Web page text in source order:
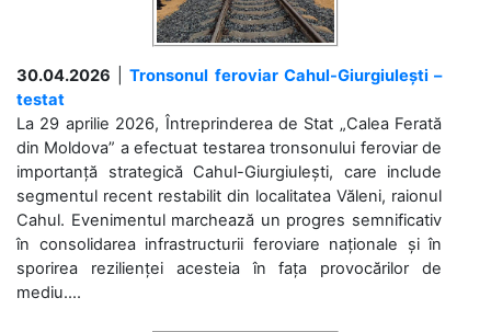
30.04.2026 |Tronsonul feroviar Cahul-Giurgiulești –
testat
La 29 aprilie 2026, Întreprinderea de Stat „Calea Ferată
din Moldova” a efectuat testarea tronsonului feroviar de
importanță strategică Cahul-Giurgiulești, care include
segmentul recent restabilit din localitatea Văleni, raionul
Cahul. Evenimentul marchează un progres semnificativ
în consolidarea infrastructurii feroviare naționale și în
sporirea rezilienței acesteia în fața provocărilor de
mediu....